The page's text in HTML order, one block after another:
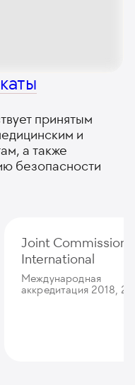
принятым
и
а также
безопасности
Joint Commission
International
Международная
аккредитация 2018,